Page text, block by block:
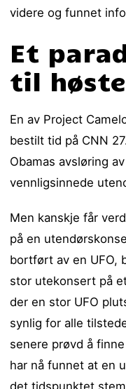
videre og funnet
Et
til
En av Project
bestilt tid på CNN
Obamas avsløring
vennligsinnede
Men kanskje får
på en
bortført av en UFO,
stor utekonsert på
der en stor UFO
synlig for alle
senere prøvd å
har nå funnet at en